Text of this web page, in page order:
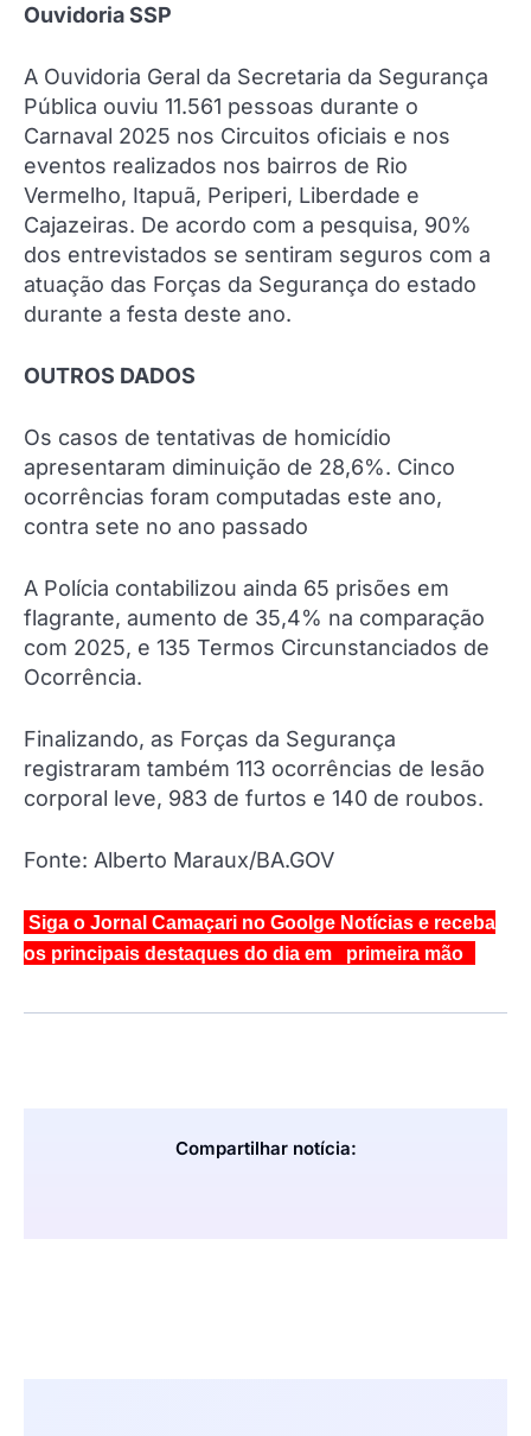
Ouvidoria SSP
A Ouvidoria Geral da Secretaria da Segurança
Pública ouviu 11.561 pessoas durante o
Carnaval 2025 nos Circuitos oficiais e nos
eventos realizados nos bairros de Rio
Vermelho, Itapuã, Periperi, Liberdade e
Cajazeiras. De acordo com a pesquisa, 90%
dos entrevistados se sentiram seguros com a
atuação das Forças da Segurança do estado
durante a festa deste ano.
OUTROS DADOS
Os casos de tentativas de homicídio
apresentaram diminuição de 28,6%. Cinco
ocorrências foram computadas este ano,
contra sete no ano passado
A Polícia contabilizou ainda 65 prisões em
flagrante, aumento de 35,4% na comparação
com 2025, e 135 Termos Circunstanciados de
Ocorrência.
Finalizando, as Forças da Segurança
registraram também 113 ocorrências de lesão
corporal leve, 983 de furtos e 140 de roubos.
Fonte: Alberto Maraux/BA.GOV
Siga o Jornal Camaçari no Goolge Notícias e receba
os principais destaques do dia em primeira mão
Compartilhar notícia: